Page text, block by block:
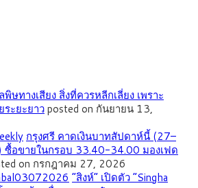
พิษทางเสียง สิ่งที่ควรหลีกเลี่ยง เพราะ
ระยะยาวposted on กันยายน 13,
กรุงศรี คาดเงินบาทสัปดาห์นี้ (27–
ซื้อขายในกรอบ 33.40-34.00 มองเฟด
on กรกฎาคม 27, 2026
“สิงห์” เปิดตัว “Singha